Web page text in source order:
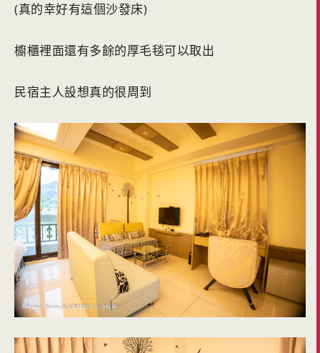
(真的幸好有這個沙發床)
櫥櫃裡面還有多餘的厚毛毯可以取出
民宿主人設想真的很周到